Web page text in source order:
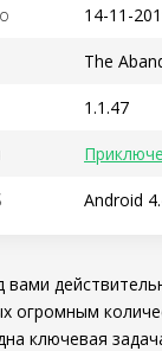
14-11-
The
1.1.47
Android
вами
огромным
ключевая